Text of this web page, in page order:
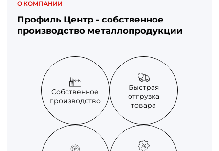
О КОМПАНИИ
Профиль Центр - собственное
производство металлопродукции
Собственное
производство
Быстрая
отгрузка
товара